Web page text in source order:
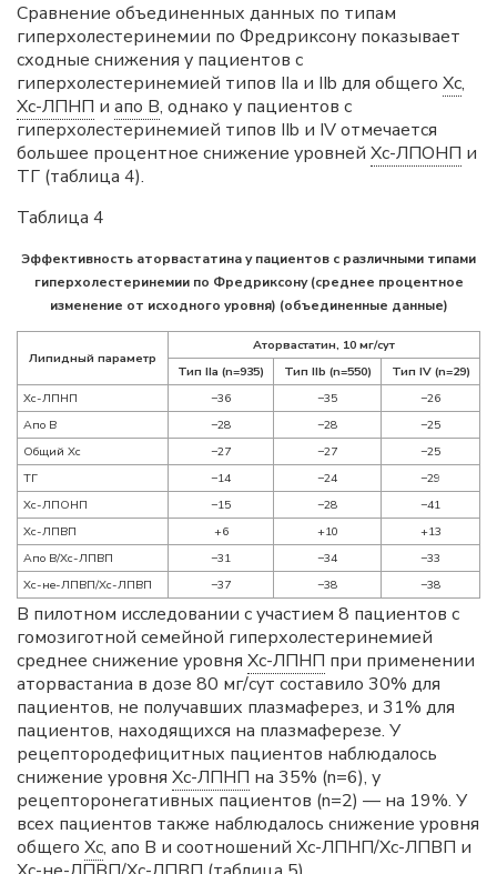
Сравнение объединенных данных по типам
гиперхолестеринемии по Фредриксону показывает
сходные снижения у пациентов с
гиперхолестеринемией типов IIa и IIb для общего Хс,
Хс-ЛПНП и апо B, однако у пациентов с
гиперхолестеринемией типов IIb и IV отмечается
большее процентное снижение уровней Хс-ЛПОНП и
ТГ (таблица 4).
Таблица 4
Эффективность аторвастатина у пациентов с различными типами
гиперхолестеринемии по Фредриксону (среднее процентное
изменение от исходного уровня) (объединенные данные)
Липидный параметр
Аторвастатин, 10 мг/сут
Тип IIa (n=935)
Тип IIb (n=550)
Тип IV (n=29)
Хс-ЛПНП
−36 −35
−26
Апо В
−28 −28
−25
Общий Хс
−27 −27
−25
ТГ
−14 −24
−29
Хс-ЛПОНП
−15 −28
−41
Хс-ЛПВП
+6 +10
+13
Апо В/Хс-ЛПВП
−31 −34
−33
Хс-не-ЛПВП/Хс-ЛПВП
−37 −38 −38
В пилотном исследовании с участием 8 пациентов с
гомозиготной семейной гиперхолестеринемией
среднее снижение уровня Хс-ЛПНП при применении
аторвастаниа в дозе 80 мг/сут составило 30% для
пациентов, не получавших плазмаферез, и 31% для
пациентов, находящихся на плазмаферезе. У
рецептородефицитных пациентов наблюдалось
снижение уровня Хс-ЛПНП на 35% (n=6), у
рецепторонегативных пациентов (n=2) — на 19%. У
всех пациентов также наблюдалось снижение уровня
общего Хс, апо В и соотношений Хс-ЛПНП/Хс-ЛПВП и